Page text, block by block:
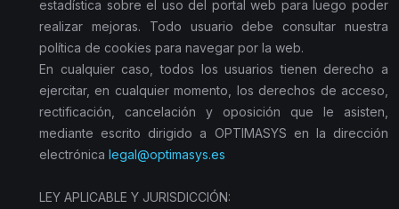
estadística sobre el uso del portal web para luego poder
realizar mejoras. Todo usuario debe consultar nuestra
política de cookies para navegar por la web.
En cualquier caso, todos los usuarios tienen derecho a
ejercitar, en cualquier momento, los derechos de acceso,
rectificación, cancelación y oposición que le asisten,
mediante escrito dirigido a OPTIMASYS en la dirección
electrónica legal@optimasys.es
LEY APLICABLE Y JURISDICCIÓN: